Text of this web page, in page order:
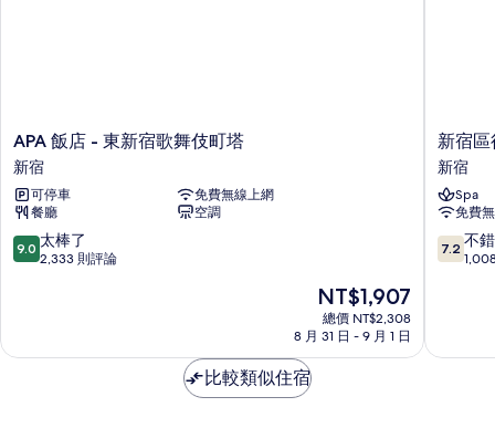
APA
飯
店
-
東
新
宿
塔
APA 飯店 - 東新宿歌舞伎町塔
新宿
可停車
免費無線上網
餐廳
空調
9.0
分，
太
9.0 太棒了
2,333 則評論
現
在
價
NT$1,907
總價 NT$2,308
8 月 31 日 - 9 月 1 日
新
宿
區
役
所
前
膠
宿
新宿
新宿
Spa
免費
7.2
分，
不
7.2 不
比較類似住宿